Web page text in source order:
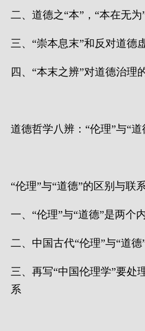
二、道德之“本”，“本在无为
三、“崇本息末”和反对道德
四、“本末之辨”对道德治理
道德哲学八辨：“伦理”与“道
“伦理”与“道德”的区别与联
一、“伦理”与“道德”是两个
二、中国古代“伦理”与“道
三、再写“中国伦理学”要处
系